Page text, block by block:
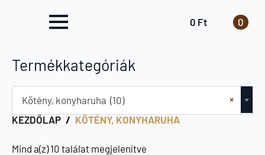
0 Ft 0
Termékkategóriák
×
Kötény, konyharuha (10)
KEZDŐLAP
KÖTÉNY, KONYHARUHA
Mind a(z) 10 találat megjelenítve